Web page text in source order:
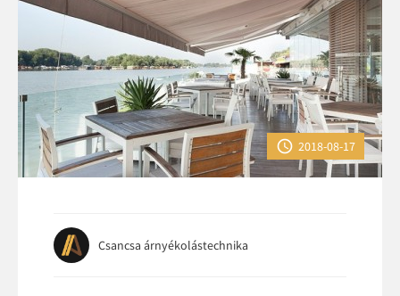
 2018-08-17
Csancsa árnyékolástechnika